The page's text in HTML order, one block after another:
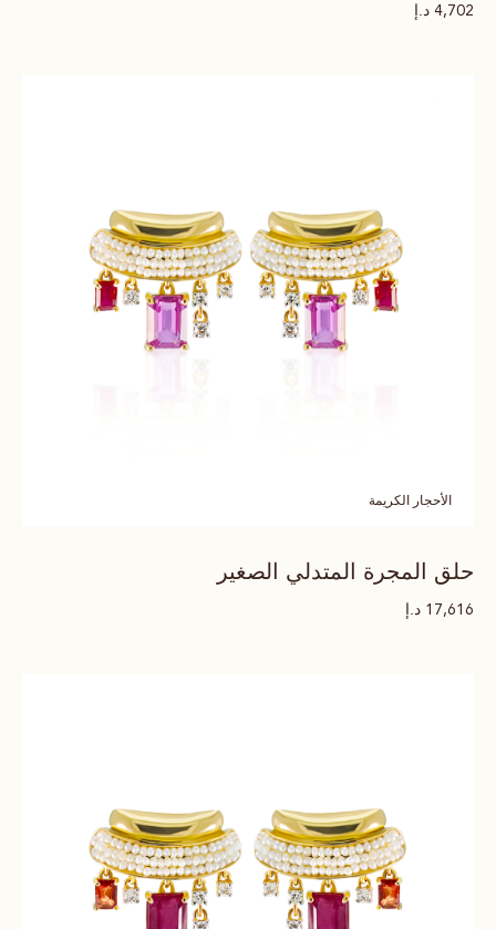
4,702 د.إ
الأحجار الكريمة
حلق المجرة المتدلي الصغير
17,616 د.إ